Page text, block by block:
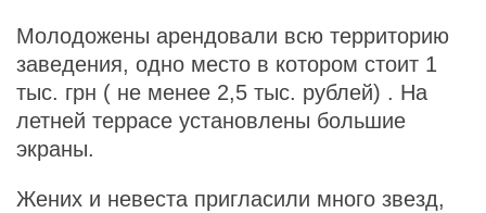
Молодожены арендовали всю территорию
заведения, одно место в котором стоит 1
тыс. грн ( не менее 2,5 тыс. рублей) . На
летней террасе установлены большие
экраны.
Жених и невеста пригласили много звезд,